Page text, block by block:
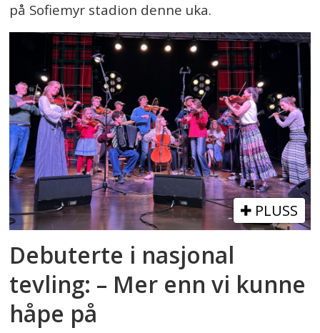
på Sofiemyr stadion denne uka.
PLUSS
Debuterte i nasjonal
tevling: – Mer enn vi kunne
håpe på